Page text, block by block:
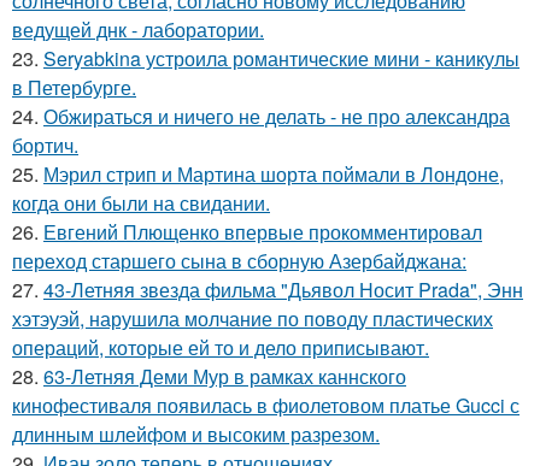
ведущей днк - лаборатории.
23. Seryabkina устроила романтические мини - каникулы
в Петербурге.
24. Обжираться и ничего не делать - не про александра
бортич.
25. Мэрил стрип и Мартина шорта поймали в Лондоне,
когда они были на свидании.
26. Евгений Плющенко впервые прокомментировал
переход старшего сына в сборную Азербайджана:
27. 43-Летняя звезда фильма "Дьявол Носит Prada", Энн
хэтэуэй, нарушила молчание по поводу пластических
операций, которые ей то и дело приписывают.
28. 63-Летняя Деми Мур в рамках каннского
кинофестиваля появилась в фиолетовом платье Gucci с
длинным шлейфом и высоким разрезом.